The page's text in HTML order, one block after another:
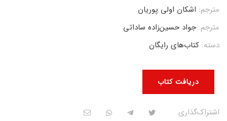
دریافت کتاب
مترجم: اشکان اولی پوریان
مترجم: جواد حسین‌زاده ساداتی
دسته: کتاب‌های رایگان
اشتراک‌گذاری